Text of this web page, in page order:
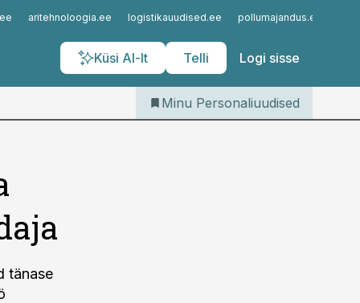
aritehnoloogia.ee logistikauudised.ee pollumajandus.ee
Küsi AI-lt Telli Logi sisse
Iseteenindus
Telli Personaliuudised
Minu Personaliuudised
tänase